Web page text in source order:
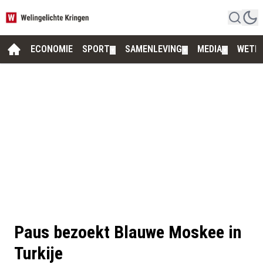
ECONOMIE SPORT SAMENLEVING MEDIA
Paus bezoekt Blauwe Moskee in
Turkije